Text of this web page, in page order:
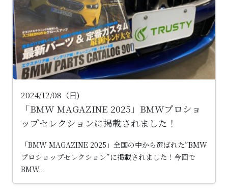
2024/12/08（日)
「BMW MAGAZINE 2025」BMWプロショ
ップセレクションに掲載されました！
「BMW MAGAZINE 2025」全国の中から選ばれた”BMW
プロショップセレクション”に掲載されました！今回で
BMW...